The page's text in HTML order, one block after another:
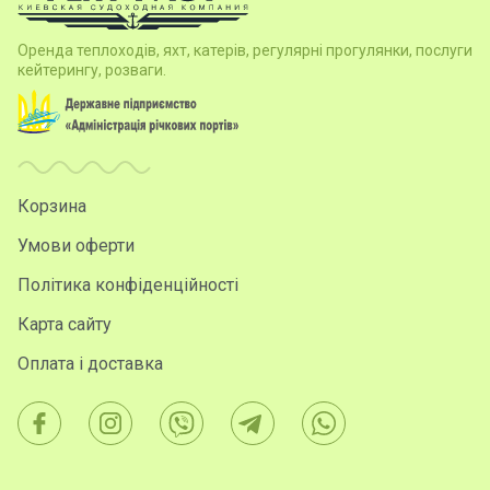
Оренда теплоходів, яхт, катерів, регулярні прогулянки, послуги
кейтерингу, розваги.
Корзина
Умови оферти
Політика конфіденційності
Карта сайту
Оплата і доставка